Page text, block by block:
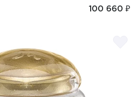
100 660 ₽